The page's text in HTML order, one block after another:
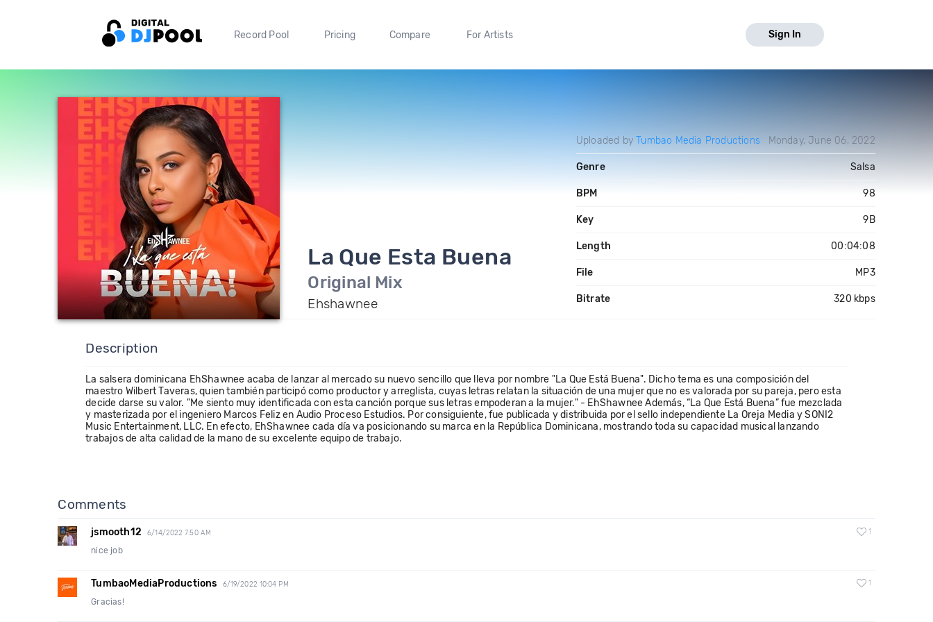
Record Pool Pricing Compare For Artists Sign In
La Que Esta Buena
Original Mix
Ehshawnee
Uploaded byTumbao Media Productions Monday, June 06, 2022
Genre Salsa
BPM 98
Key 9B
Length 00:04:08
File MP3
Bitrate 320 kbps
Description
La salsera dominicana EhShawnee acaba de lanzar al mercado su nuevo sencillo que lleva por nombre "La Que Está Buena". Dicho tema es una composición del
maestro Wilbert Taveras, quien también participó como productor y arreglista, cuyas letras relatan la situación de una mujer que no es valorada por su pareja, pero esta
decide darse su valor. "Me siento muy identificada con esta canción porque sus letras empoderan a la mujer." - EhShawnee Además, “La Que Está Buena” fue mezclada
y masterizada por el ingeniero Marcos Feliz en Audio Proceso Estudios. Por consiguiente, fue publicada y distribuida por el sello independiente La Oreja Media y SONI2
Music Entertainment, LLC. En efecto, EhShawnee cada día va posicionando su marca en la República Dominicana, mostrando toda su capacidad musical lanzando
trabajos de alta calidad de la mano de su excelente equipo de trabajo.
Comments
jsmooth12 6/14/2022 7:50 AM 1
nice job
TumbaoMediaProductions 6/19/2022 10:04 PM 1
Gracias!